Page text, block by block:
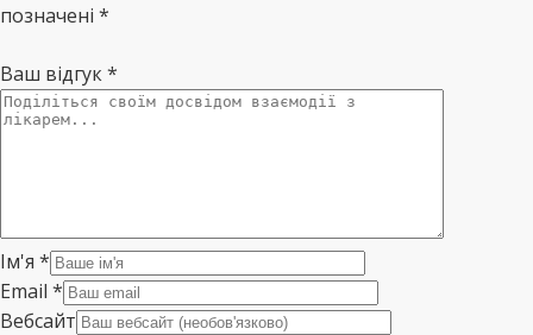
позначені *
Ваш відгук*
Ім'я *
Email *
Вебсайт